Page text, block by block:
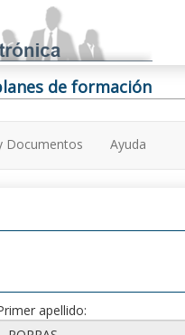
de formación
Documentos Ayuda
apellido: